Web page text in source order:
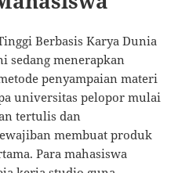
Berbasis Karya Dunia
sedang menerapkan
penyampaian materi
universitas pelopor mulai
tertulis dan
membuat produk
Para mahasiswa